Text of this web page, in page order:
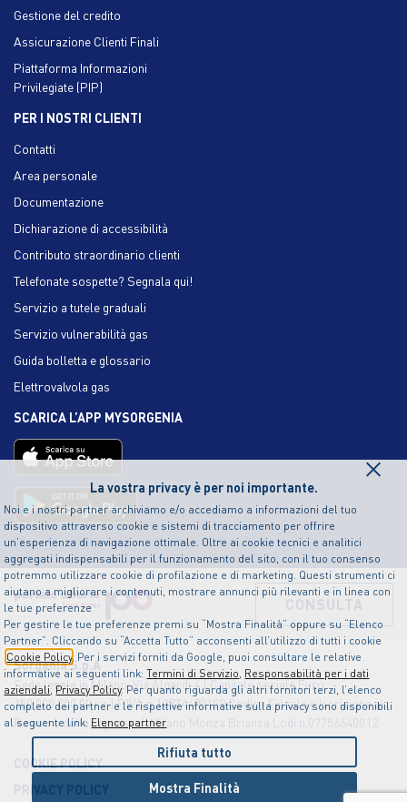
La vostra privacy è per noi importante.
Noi e i nostri partner archiviamo e/o accediamo a informazioni del tuo
dispositivo attraverso cookie e sistemi di tracciamento per offrire
un’esperienza di navigazione ottimale. Oltre ai cookie tecnici e analitici
aggregati indispensabili per il funzionamento del sito, con il tuo consenso
potremmo utilizzare cookie di profilazione e di marketing. Questi strumenti ci
aiutano a migliorare i contenuti, mostrare annunci più rilevanti e in linea con
le tue preferenze
Per gestire le tue preferenze premi su “Mostra Finalità” oppure su “Elenco
Partner”. Cliccando su “Accetta Tutto” acconsenti all’utilizzo di tutti i cookie
Cookie Policy. Per i servizi forniti da Google, puoi consultare le relative
informative ai seguenti link:Termini di Servizio, Responsabilità per i dati
aziendali,Privacy Policy. Per quanto riguarda gli altri fornitori terzi, l’elenco
completo dei partner e le rispettive informative sulla privacy sono disponibili
al seguente link: Elenco partner
×
Rifiuta tutto
Mostra Finalità
Gestione del credito
Assicurazione Clienti Finali
Piattaforma Informazioni
Privilegiate (PIP)
PER I NOSTRI CLIENTI
Contatti
Area personale
Documentazione
Dichiarazione di accessibilità
Contributo straordinario clienti
Telefonate sospette? Segnala qui!
Servizio a tutele graduali
Servizio vulnerabilità gas
Guida bolletta e glossario
Elettrovalvola gas
SCARICA L’APP MYSORGENIA
Sorgenia S.p.A
Sede legale in Milano, Via Algardi 4 | Capitale sociale Euro
150.000.000,00 i.v. | P.IVA n.12874490159 Codice Fiscale e Iscrizione al
Registro delle Imprese di Milano Monza Brianza Lodi n.07756640012
COOKIE POLICY
PRIVACY POLICY